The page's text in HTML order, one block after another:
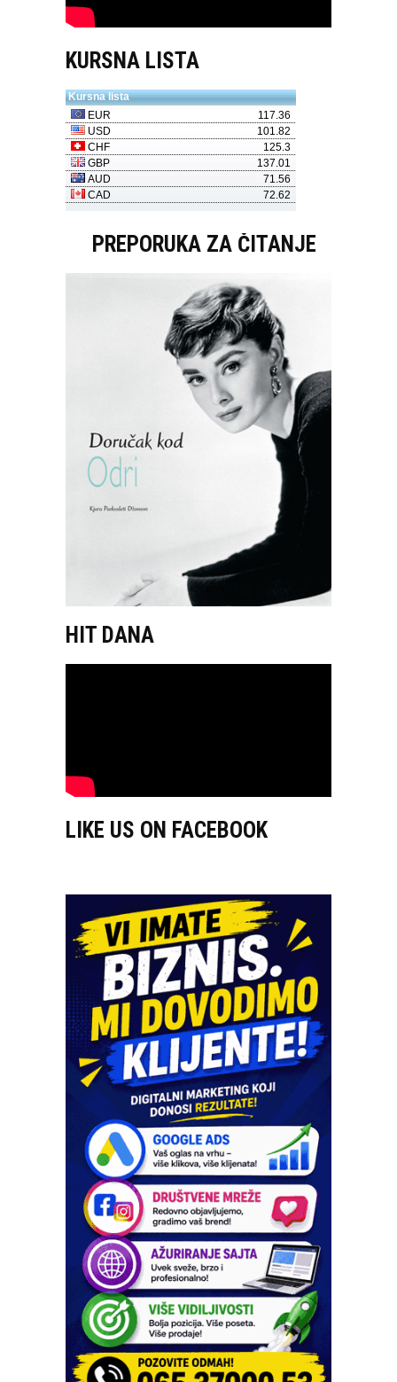
KURSNA LISTA
PREPORUKA ZA ČITANJE
HIT DANA
LIKE US ON FACEBOOK